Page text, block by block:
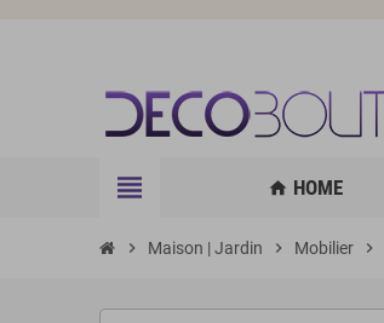
view_headline home HOME
chevron_right Maison | Jardin chevron_right Mobilier chevron_right